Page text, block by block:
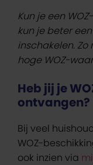
Kun je een
kun je beter
inschakelen.
hoge WOZ-
Heb jij je
ontvangen?
Bij veel
WOZ-
ook inzien via